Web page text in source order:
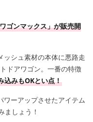
ゴンマックス」が販売開
ッシュ素材の本体に悪路走
ドアワゴン。一番の特徴
込みもOKとい点！
ワーアップさせたアイテム
ましょう！